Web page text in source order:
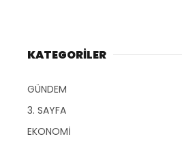
KATEGORİLER
GÜNDEM
3. SAYFA
EKONOMİ